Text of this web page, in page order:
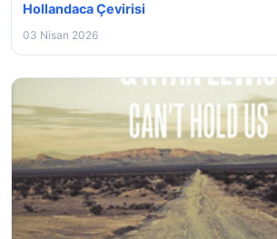
Hollandaca Çevirisi
03 Nisan 2026